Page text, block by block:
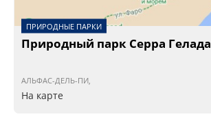
ПРИРОДНЫЕ ПАРКИ
Природный парк Серра Гелада
АЛЬФАС-ДЕЛЬ-ПИ,
На карте